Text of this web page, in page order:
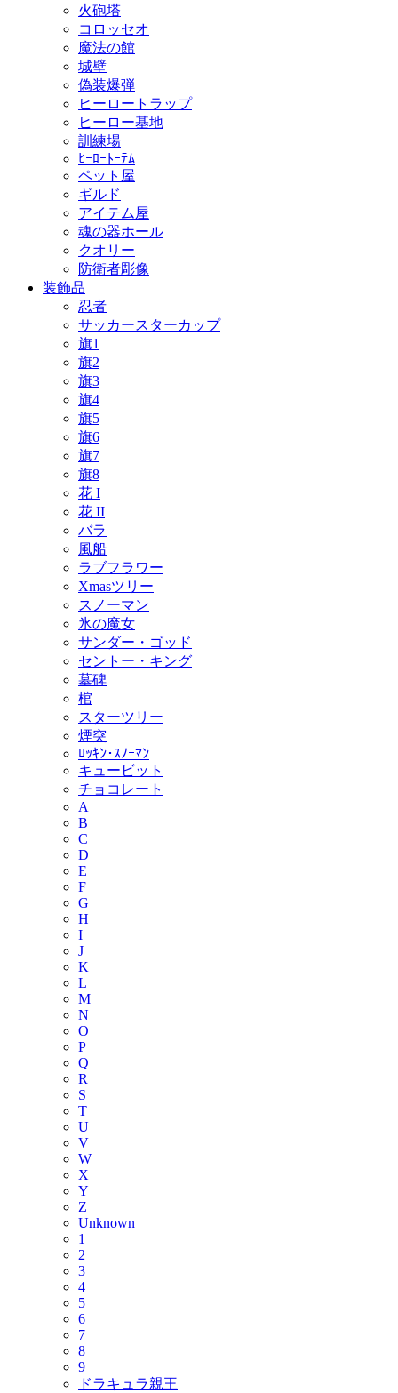
火砲塔
コロッセオ
魔法の館
城壁
偽装爆弾
ヒーロートラップ
ヒーロー基地
訓練場
ﾋｰﾛｰﾄｰﾃﾑ
ペット屋
ギルド
アイテム屋
魂の器ホール
クオリー
防衛者彫像
装飾品
忍者
サッカースターカップ
旗1
旗2
旗3
旗4
旗5
旗6
旗7
旗8
花 I
花 II
バラ
風船
ラブフラワー
Xmasツリー
スノーマン
氷の魔女
サンダー・ゴッド
セントー・キング
墓碑
棺
スターツリー
煙突
ﾛｯｷﾝ･ｽﾉｰﾏﾝ
キュービット
チョコレート
A
B
C
D
E
F
G
H
I
J
K
L
M
N
O
P
Q
R
S
T
U
V
W
X
Y
Z
Unknown
1
2
3
4
5
6
7
8
9
ドラキュラ親王